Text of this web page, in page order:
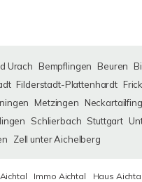
Urach Bempflingen Beuren
Filderstadt-Plattenhardt
Metzingen
Schlierbach Stuttgart
Zell unter Aichelberg
Immo Aichtal Haus Aichtal